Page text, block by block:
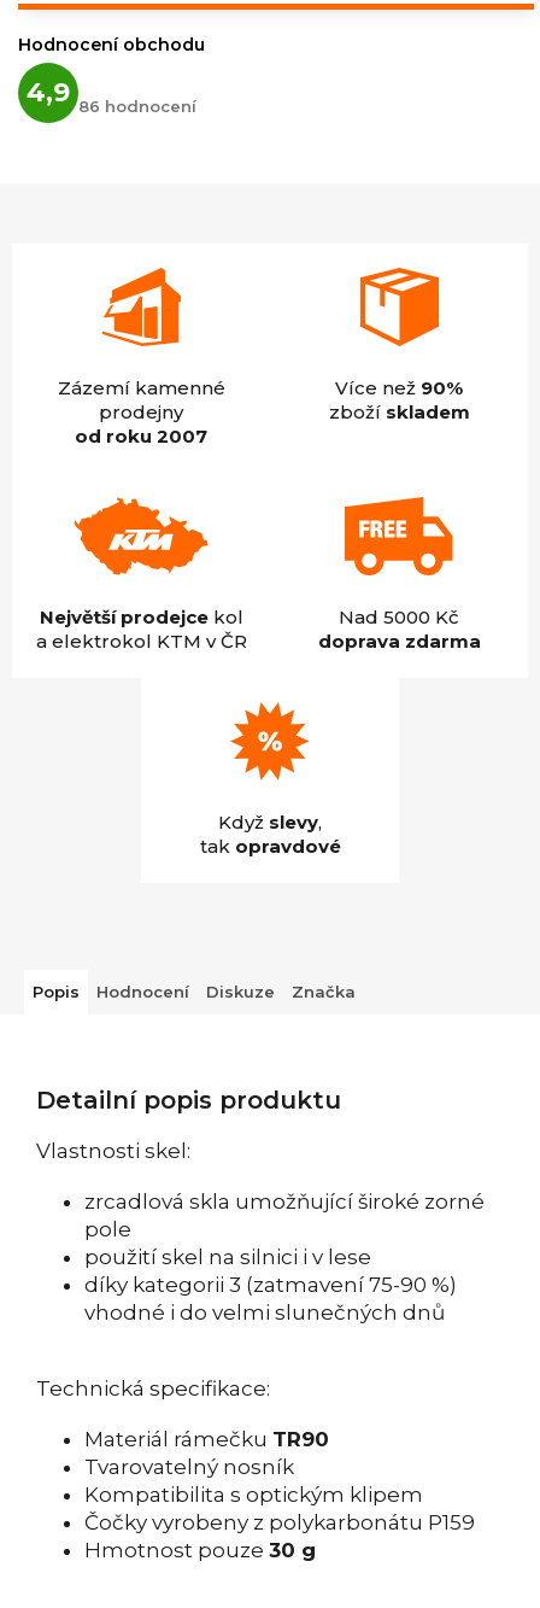
Hodnocení obchodu
4,9 hodnocení
obchodu
86 hodnocení
Zázemí kamenné
prodejny
od roku 2007
Více než 90%
zboží skladem
Největší prodejcekol
a elektrokol KTM v ČR
Nad 5000 Kč
doprava zdarma
Když slevy,
tak opravdové
Popis Hodnocení Diskuze Značka
Detailní popis produktu
Vlastnosti skel:
zrcadlová skla umožňující široké zorné
pole
použití skel na silnici i v lese
díky kategorii 3 (zatmavení 75-90 %)
vhodné i do velmi slunečných dnů
Technická specifikace:
Materiál rámečku TR90
Tvarovatelný nosník
Kompatibilita s optickým klipem
Čočky vyrobeny z polykarbonátu P159
Hmotnost pouze 30 g